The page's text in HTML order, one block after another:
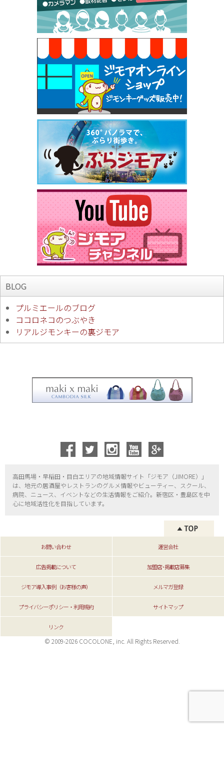
焼き餃子 一皿サービス（餃子酒場たっちゃん 西
早稲田店）
[有効期限]2026年9月30日
BLOG
プルミエールのブログ
ココロネコのつぶやき
リアルジモンキーの裏ジモア
高田馬場・早稲田・目白エリアの地域情報サイト「ジモア（JIMORE）」
は、地元の居酒屋やレストランのグルメ情報やビューティー、
スクール、
病院、ニュース、イベントなどの生活情報をご紹介。新宿区・ 豊島区を中
心に地域活性化を目指しています。
お問い合わせ 運営会社
広告掲載について 加盟店･掲載店募集
ジモア導入事例（お客様の声） メルマガ登録
プライバシーポリシー・利用規約 サイトマップ
リンク
© 2009-2026 COCOLONE, inc. All Rights Reserved.